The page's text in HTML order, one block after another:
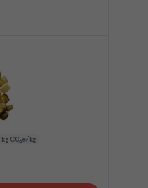
kg CO₂e/kg